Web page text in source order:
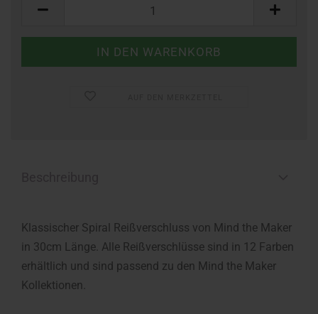
Klassischer Spiral Reißverschluss von Mind the Maker
in 30cm Länge. Alle Reißverschlüsse sind in 12 Farben
erhältlich und sind passend zu den Mind the Maker
Kollektionen.